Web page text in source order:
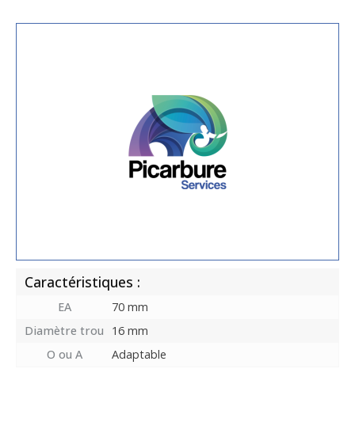
Caractéristiques :
EA
70 mm
Diamètre trou
16 mm
O ou A
Adaptable